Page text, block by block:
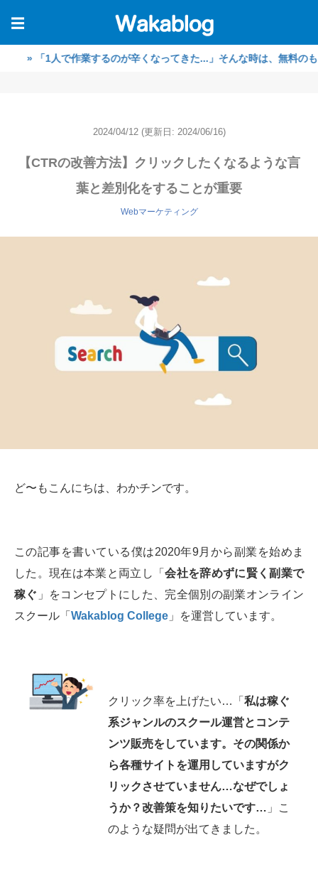
☰
で作業するのが辛くなってきた...」そんな時は、無料のもくもく
2024/04/12 (更新日: 2024/06/16)
【CTRの改善方法】クリックしたくなるような言
葉と差別化をすることが重要
Webマーケティング
ど〜もこんにちは、わかチンです。
この記事を書いている僕は2020年9月から副業を始めま
した。現在は本業と両立し「会社を辞めずに賢く副業で
稼ぐ 」をコンセプトにした、完全個別の副業オンライン
スクール「 Wakablog College 」を運営しています。
クリック率を上げたい…「 私は稼ぐ
系ジャンルのスクール運営とコンテ
ンツ販売をしています。その関係か
ら各種サイトを運用していますがク
リックさせていません…なぜでしょ
うか？改善策を知りたいです… 」こ
のような疑問が出てきました。